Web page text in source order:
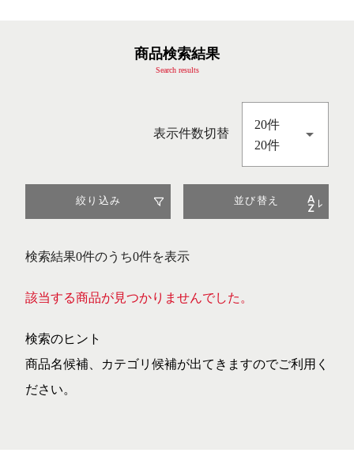
商品検索結果
Search results
表示件数切替
20件
20件
絞り込み 並び替え
検索結果0件のうち0件を表示
該当する商品が見つかりませんでした。
検索のヒント
商品名候補、カテゴリ候補が出てきますのでご利用く
ださい。